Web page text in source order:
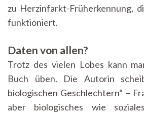
zu Herzinfarkt-Früherkennung,
funktioniert.
Daten von allen?
Trotz des vielen Lobes kann
Buch üben. Die Autorin
biologischen Geschlechtern“ –
aber biologisches wie